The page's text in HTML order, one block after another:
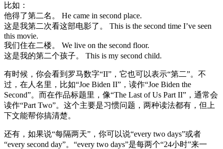
比如：
他得了第二名。 He came in second place.
这是我第二次看这部电影了。 This is the second time I’ve seen
this movie.
我们住在二楼。 We live on the second floor.
这是我的第二个孩子。 This is my second child.
有时候，你会看到罗马数字“II”，它也可以表示“第二”。不
过，在人名里，比如“Joe Biden II”，读作“Joe Biden the
Second”。而在作品标题里，像“The Last of Us Part II”，通常会
读作“Part Two”。这个主要是习惯问题，两种读法都有，但上
下文能帮你搞清楚。
还有，如果说“每隔两天”，你可以说“every two days”或者
“every second day”。“every two days”是每两个“24小时”来一